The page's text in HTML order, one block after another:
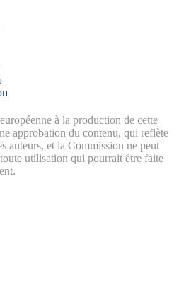
à la production de cette
approbation du contenu, qui reflète
auteurs, et la Commission ne peut
utilisation qui pourrait être faite